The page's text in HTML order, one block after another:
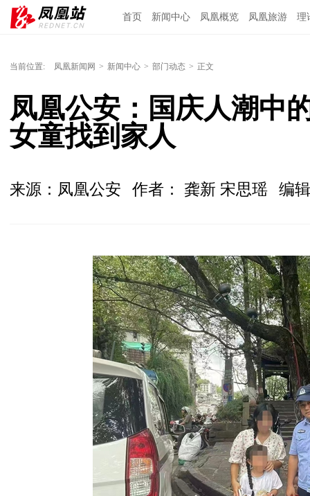
首页 新闻中心 凤凰概览 凤凰旅游 理
当前位置: 凤凰新闻网 > 新闻中心 > 部门动态 > 正文
凤凰公安：国庆人潮中
女童找到家人
来源：凤凰公安 作者： 龚新 宋思瑶 编